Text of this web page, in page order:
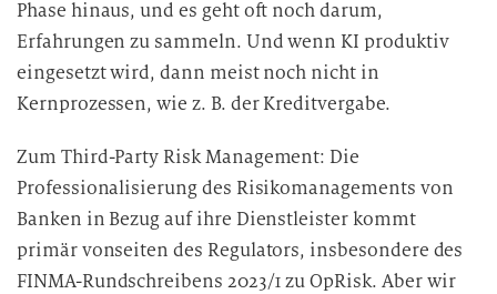
Phase hinaus, und es geht oft noch darum,
Erfahrungen zu sammeln. Und wenn KI produktiv
eingesetzt wird, dann meist noch nicht in
Kernprozessen, wie z. B. der Kreditvergabe.
Zum Third-Party Risk Management: Die
Professionalisierung des Risikomanagements von
Banken in Bezug auf ihre Dienstleister kommt
primär vonseiten des Regulators, insbesondere des
FINMA-Rundschreibens 2023/1 zu OpRisk. Aber wir